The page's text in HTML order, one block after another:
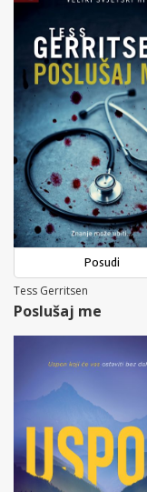
Posudi
Tess Gerritsen
Poslušaj me